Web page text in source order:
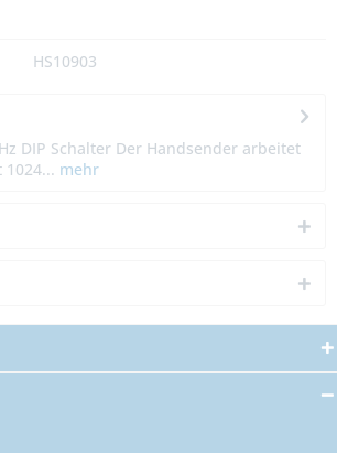
HS10903
DIP Schalter Der Handsender arbeitet
mehr